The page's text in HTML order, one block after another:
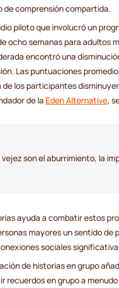
de comprensión compartida.
piloto que involucró un
ocho semanas para adultos
encontró una
Las puntuaciones
los participantes
de la Eden Alternative,
son el aburrimiento, la
ayuda a combatir estos
mayores un sentido de
sociales
de historias en grupo
recuerdos en grupo a